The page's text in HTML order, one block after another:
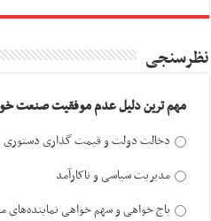
نظرسنجی
مهم ترین دلیل عدم موفقیت صنعت
دخالت دولت و قیمت گذاری دستوری
مدیریت سیاسی و ناکارآمد
باج خواهی و سهم خواهی نماینده‌های